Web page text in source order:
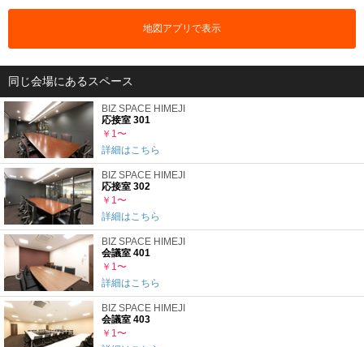
地図アプリで表示
同じ会場にあるスペース
BIZ SPACE HIMEJI
応接室 301
￥1〜
詳細はこちら
BIZ SPACE HIMEJI
応接室 302
￥1〜
詳細はこちら
BIZ SPACE HIMEJI
会議室 401
￥1〜
詳細はこちら
BIZ SPACE HIMEJI
会議室 403
￥1〜